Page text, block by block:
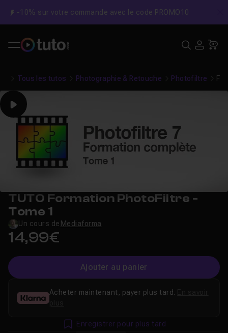
-10% sur votre commande avec le code PROMO10
Tous les tutos Photographie & Retouche Photofiltre
Play
TUTO Formation PhotoFiltre -
Tome 1
Un cours de Mediaforma
14,99€
Ajouter au panier
Acheter maintenant, payer plus tard.
plus
Enregistrer pour plus tard